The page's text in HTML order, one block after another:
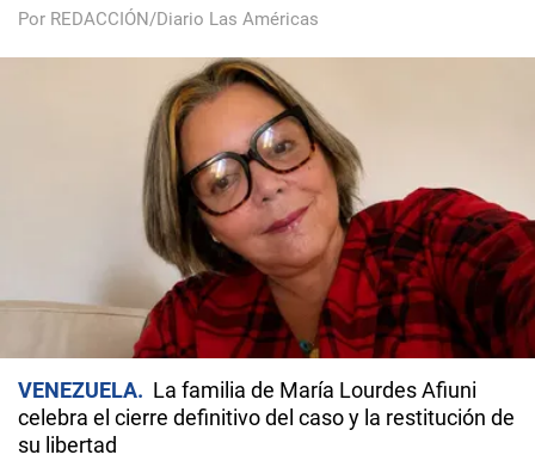
Por REDACCIÓN/Diario Las Américas
VENEZUELA
La familia de María Lourdes Afiuni
celebra el cierre definitivo del caso y la restitución de
su libertad